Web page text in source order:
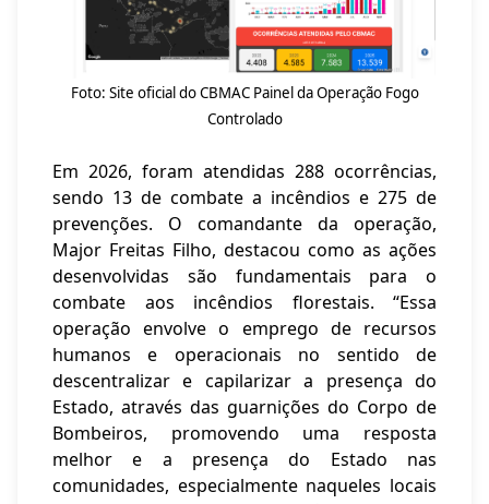
Foto: Site oficial do CBMAC Painel da Operação Fogo
Controlado
Em 2026, foram atendidas 288 ocorrências,
sendo 13 de combate a incêndios e 275 de
prevenções. O comandante da operação,
Major Freitas Filho, destacou como as ações
desenvolvidas são fundamentais para o
combate aos incêndios florestais. “Essa
operação envolve o emprego de recursos
humanos e operacionais no sentido de
descentralizar e capilarizar a presença do
Estado, através das guarnições do Corpo de
Bombeiros, promovendo uma resposta
melhor e a presença do Estado nas
comunidades, especialmente naqueles locais